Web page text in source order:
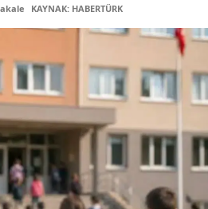
KAYNAK: HABERTÜRK